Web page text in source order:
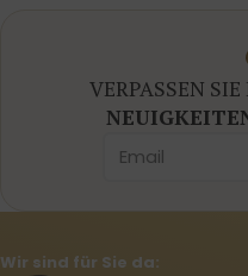
VERPASSEN
Wir sind für Sie da: